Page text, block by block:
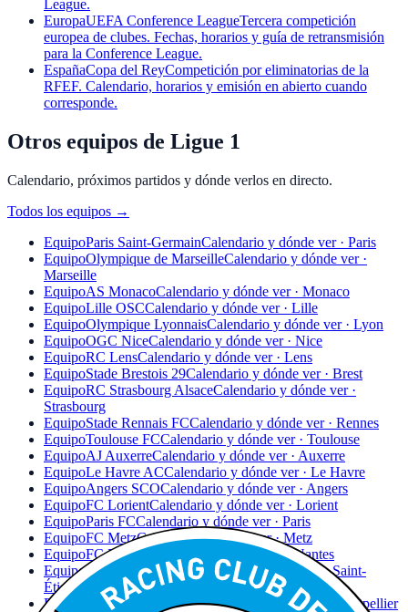
League.
EuropaUEFA Conference LeagueTercera competición
europea de clubes. Fechas, horarios y guía de retransmisión
para la Conference League.
EspañaCopa del ReyCompetición por eliminatorias de la
RFEF. Calendario, horarios y emisión en abierto cuando
corresponde.
Otros equipos de Ligue 1
Calendario, próximos partidos y dónde verlos en directo.
Todos los equipos →
EquipoParis Saint-GermainCalendario y dónde ver · Paris
EquipoOlympique de MarseilleCalendario y dónde ver ·
Marseille
EquipoAS MonacoCalendario y dónde ver · Monaco
EquipoLille OSCCalendario y dónde ver · Lille
EquipoOlympique LyonnaisCalendario y dónde ver · Lyon
EquipoOGC NiceCalendario y dónde ver · Nice
EquipoRC LensCalendario y dónde ver · Lens
EquipoStade Brestois 29Calendario y dónde ver · Brest
EquipoRC Strasbourg AlsaceCalendario y dónde ver ·
Strasbourg
EquipoStade Rennais FCCalendario y dónde ver · Rennes
EquipoToulouse FCCalendario y dónde ver · Toulouse
EquipoAJ AuxerreCalendario y dónde ver · Auxerre
EquipoLe Havre ACCalendario y dónde ver · Le Havre
EquipoAngers SCOCalendario y dónde ver · Angers
EquipoFC LorientCalendario y dónde ver · Lorient
EquipoParis FCCalendario y dónde ver · Paris
EquipoFC MetzCalendario y dónde ver · Metz
EquipoFC Nantes
Calendario y dónde ver · Nantes
EquipoAS Saint-Étienne Calendario y dónde ver · Saint-
Étienne
Equipo
Montpellier HSCCalendario y dónde ver · Montpellier